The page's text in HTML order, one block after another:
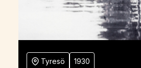
Tyresö 1930